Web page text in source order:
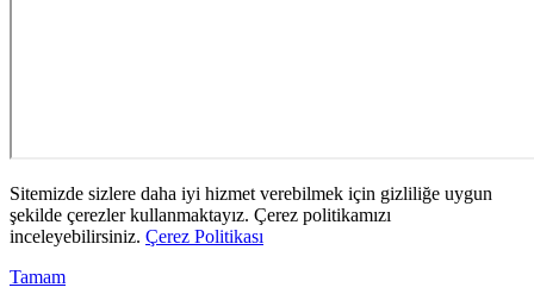
Sitemizde sizlere daha iyi hizmet verebilmek için gizliliğe uygun
şekilde çerezler kullanmaktayız. Çerez politikamızı
inceleyebilirsiniz. Çerez Politikası
Tamam